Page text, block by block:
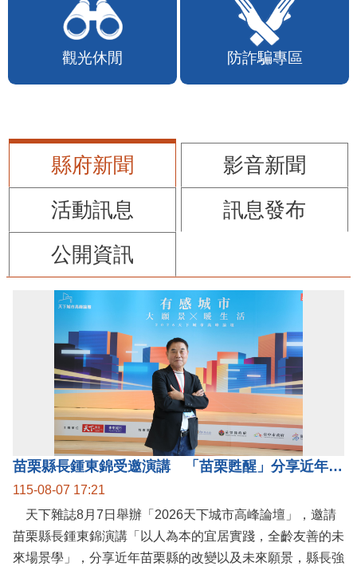
觀光休閒 防詐騙專區
縣府新聞
影音新聞
活動訊息
訊息發布
公開資訊
苗栗縣長鍾東錦受邀演講 「苗栗甦醒」分享近年轉變
115-08-07 17:21
天下雜誌8月7日舉辦「2026天下城市高峰論壇」，邀請
苗栗縣長鍾東錦演講「以人為本的宜居實踐，全齡友善的未
來場景學」，分享近年苗栗縣的改變以及未來願景，縣長強